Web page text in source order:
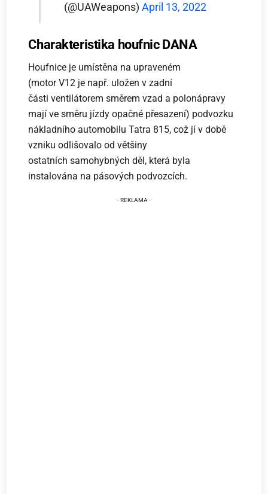
(@UAWeapons) April 13, 2022
Charakteristika houfnic DANA
Houfnice je umístěna na upraveném
(motor V12 je např. uložen v zadní
části ventilátorem směrem vzad a polonápravy
mají ve směru jízdy opačné přesazení) podvozku
nákladního automobilu Tatra 815, což jí v době
vzniku odlišovalo od většiny
ostatních samohybných děl, která byla
instalována na pásových podvozcích.